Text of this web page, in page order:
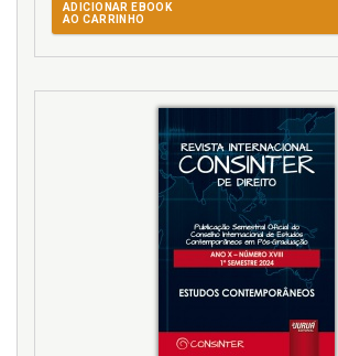
ADICIONAR EBOOK
AO CARRINHO